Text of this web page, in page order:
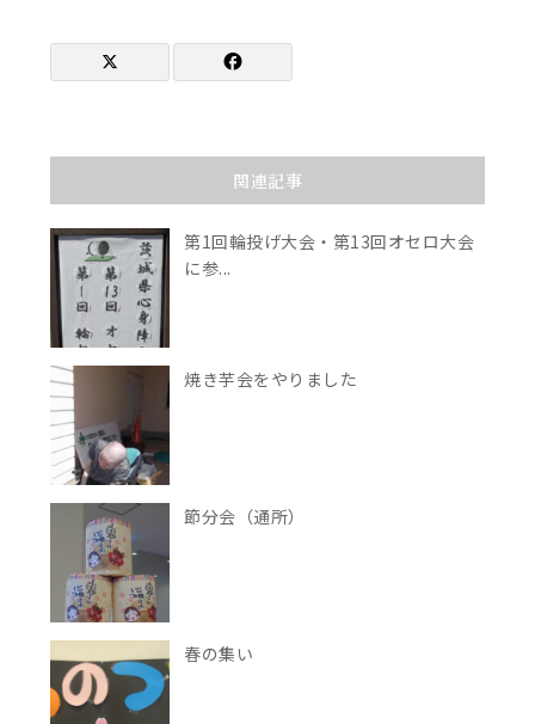
関連記事
第1回輪投げ大会・第13回オセロ大会
に参...
焼き芋会をやりました
節分会（通所）
春の集い